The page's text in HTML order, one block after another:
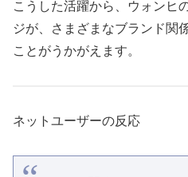
こうした活躍から、ウォンヒ
ジが、さまざまなブランド関
ことがうかがえます。
ネットユーザーの反応